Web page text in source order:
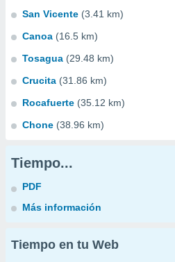
San Vicente (3.41 km)
Canoa (16.5 km)
Tosagua (29.48 km)
Crucita (31.86 km)
Rocafuerte (35.12 km)
Chone (38.96 km)
Tiempo...
PDF
Más información
Tiempo en tu Web